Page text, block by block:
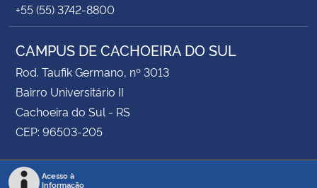
+55 (55) 3742-8800
CAMPUS DE CACHOEIRA DO SUL
Rod. Taufik Germano, nº 3013
Bairro Universitário II
Cachoeira do Sul - RS
CEP: 96503-205
Acesso à
Informação